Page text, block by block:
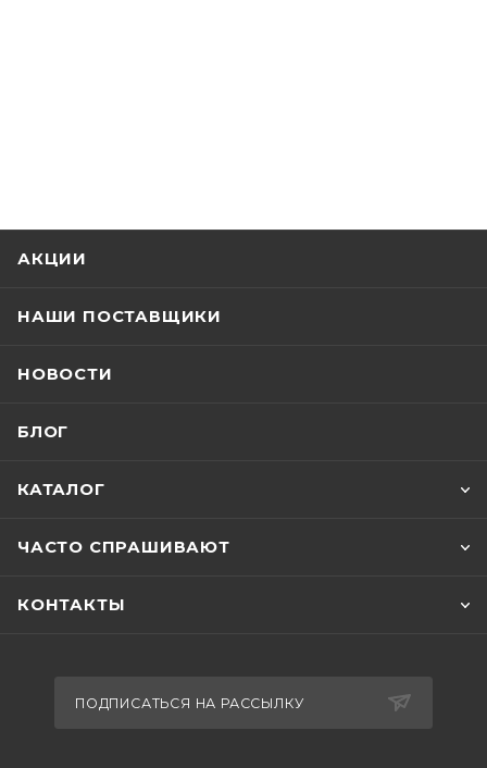
АКЦИИ
НАШИ ПОСТАВЩИКИ
НОВОСТИ
БЛОГ
КАТАЛОГ
ЧАСТО СПРАШИВАЮТ
КОНТАКТЫ
ПОДПИСАТЬСЯ НА РАССЫЛКУ